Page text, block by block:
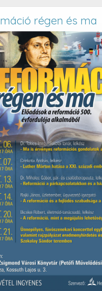
váltása
régen és ma